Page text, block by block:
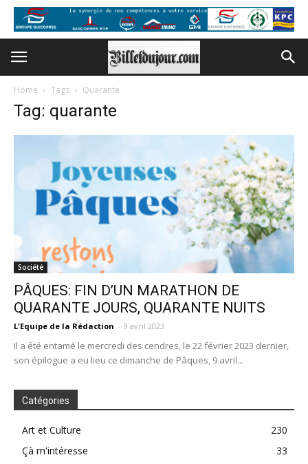
Home Tags Quarante
Tag: quarante
Société
PÂQUES: FIN D’UN MARATHON DE
QUARANTE JOURS, QUARANTE NUITS
L'Equipe de la Rédaction - 9 avril 2023
Il a été entamé le mercredi des cendres, le 22 février 2023 dernier,
son épilogue a eu lieu ce dimanche de Pâques, 9 avril...
Catégories
Art et Culture
230
Çà m'intéresse
33